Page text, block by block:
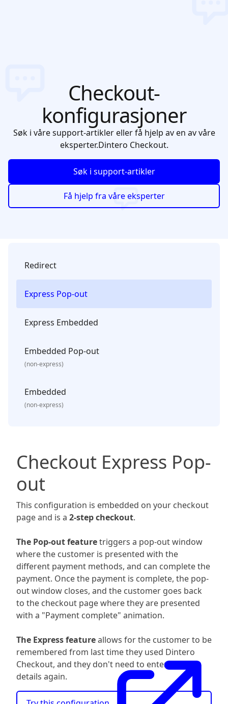
Checkout-
konfigurasjoner
Søk i våre support-artikler eller få hjelp av en av våre
eksperter.Dintero Checkout.
Søk i support-artikler
Få hjelp fra våre eksperter
Redirect
Express Pop-out
Express Embedded
Embedded Pop-out
(non-express)
Embedded
(non-express)
Checkout Express Pop-
out
This configuration is embedded on your checkout
page and is a 2-step checkout.
The Pop-out featuretriggers a pop-out window
where the customer is presented with the
different payment methods, and can complete the
payment. Once the payment is complete, the pop-
out window closes, and the customer goes back
to the checkout page where they are presented
with a "Payment complete" animation.
The Express featureallows for the customer to be
remembered from last time they used Dintero
Checkout, and they don't need to enter their
details again.